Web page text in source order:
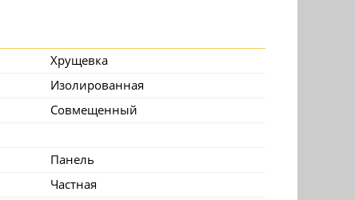
Хрущевка
Изолированная
Совмещенный
Панель
Частная